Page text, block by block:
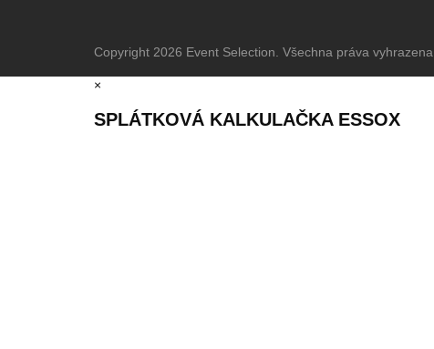
Copyright 2026 Event Selection . Všechna práva vyhrazena.
×
SPLÁTKOVÁ KALKULAČKA ESSOX